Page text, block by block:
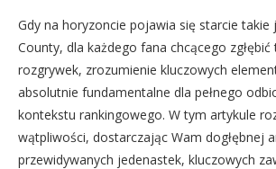
Gdy na horyzoncie pojawia się starcie takie
County, dla każdego fana chcącego
rozgrywek, zrozumienie kluczowych
absolutnie fundamentalne dla pełnego
kontekstu rankingowego. W tym artykule
wątpliwości, dostarczając Wam dogłębnej
przewidywanych jedenastek, kluczowych